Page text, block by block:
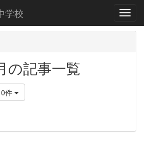
学校
の記事一覧
件